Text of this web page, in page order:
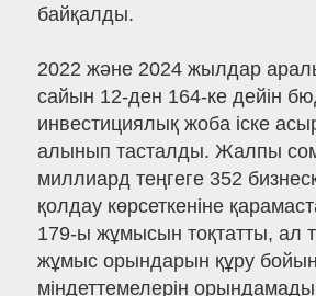
байқалды.
2022 және 2024 жылдар
сайын 12-ден 164-ке дейін
инвестициялық жоба іске
алынып тасталды. Жалпы
миллиард теңгеге 352
қолдау көрсеткеніне
179-ы жұмысын тоқтатты, ал
жұмыс орындарын құру
міндеттемелерін